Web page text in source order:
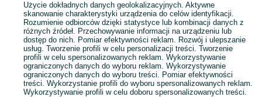
Użycie dokładnych danych geolokalizacyjnych. Aktywne
skanowanie charakterystyki urządzenia do celów identyfikacji.
Rozumienie odbiorców dzięki statystyce lub kombinacji danych z
różnych źródeł. Przechowywanie informacji na urządzeniu lub
dostęp do nich. Pomiar efektywności reklam. Rozwój i ulepszanie
usług. Tworzenie profili w celu personalizacji treści. Tworzenie
profili w celu spersonalizowanych reklam. Wykorzystywanie
ograniczonych danych do wyboru reklam. Wykorzystywanie
ograniczonych danych do wyboru treści. Pomiar efektywności
treści. Wykorzystanie profili do wyboru spersonalizowanych reklam.
Wykorzystywanie profili w celu doboru spersonalizowanych treści.